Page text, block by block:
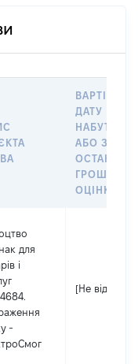
ВАРТІСТЬ
ДАТУ
НАБУТТЯ
АБО ЗА
ОЦІНКОЮ
для
і
-
[Не відомо]